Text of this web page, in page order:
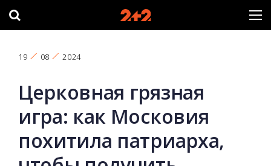
19 08 2024
Церковная грязная
игра: как Московия
похитила патриарха,